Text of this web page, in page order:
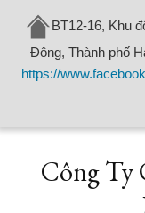
BT12-16, Khu
Đông, Thành phố
https://
Công Ty